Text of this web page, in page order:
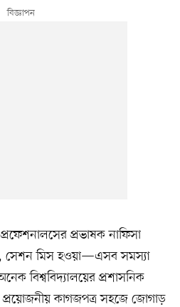
প্রভাষক নাফিসা
সেশন মিস হওয়া—এসব সমস্যা
বিশ্ববিদ্যালয়ের প্রশাসনিক
প্রয়োজনীয় কাগজপত্র সহজে জোগাড়